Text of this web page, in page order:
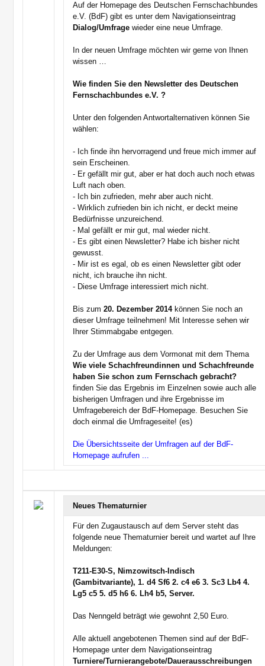
Auf der Homepage des Deutschen Fernschachbundes
e.V. (BdF) gibt es unter dem Navigationseintrag
Dialog/Umfrage wieder eine neue Umfrage.
In der neuen Umfrage möchten wir gerne von Ihnen
wissen …
Wie finden Sie den Newsletter des Deutschen
Fernschachbundes e.V. ?
Unter den folgenden Antwortalternativen können Sie
wählen:
- Ich finde ihn hervorragend und freue mich immer auf
sein Erscheinen.
- Er gefällt mir gut, aber er hat doch auch noch etwas
Luft nach oben.
- Ich bin zufrieden, mehr aber auch nicht.
- Wirklich zufrieden bin ich nicht, er deckt meine
Bedürfnisse unzureichend.
- Mal gefällt er mir gut, mal wieder nicht.
- Es gibt einen Newsletter? Habe ich bisher nicht
gewusst.
- Mir ist es egal, ob es einen Newsletter gibt oder
nicht, ich brauche ihn nicht.
- Diese Umfrage interessiert mich nicht.
Bis zum20. Dezember 2014 können Sie noch an
dieser Umfrage teilnehmen! Mit Interesse sehen wir
Ihrer Stimmabgabe entgegen.
Zu der Umfrage aus dem Vormonat mit dem Thema
Wie viele Schachfreundinnen und Schachfreunde
haben Sie schon zum Fernschach gebracht?
finden Sie das Ergebnis im Einzelnen sowie auch alle
bisherigen Umfragen und ihre Ergebnisse im
Umfragebereich der BdF-Homepage. Besuchen Sie
doch einmal die Umfrageseite! (es)
Die Übersichtsseite der Umfragen auf der BdF-
Homepage aufrufen ...
Neues Thematurnier
Für den Zugaustausch auf dem Server steht das
folgende neue Thematurnier bereit und wartet auf Ihre
Meldungen:
T211-E30-S, Nimzowitsch-Indisch
(Gambitvariante), 1. d4 Sf6 2. c4 e6 3. Sc3 Lb4 4.
Lg5 c5 5. d5 h6 6. Lh4 b5, Server.
Das Nenngeld beträgt wie gewohnt 2,50 Euro.
Alle aktuell angebotenen Themen sind auf der BdF-
Homepage unter dem Navigationseintrag
Turniere/Turnierangebote/Dauerausschreibungen